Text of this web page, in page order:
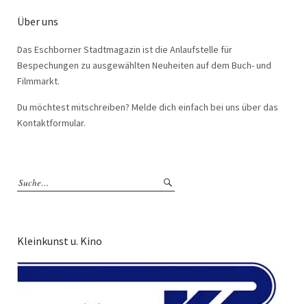
Über uns
Das Eschborner Stadtmagazin ist die Anlaufstelle für
Bespechungen zu ausgewählten Neuheiten auf dem Buch- und
Filmmarkt.
Du möchtest mitschreiben? Melde dich einfach bei uns über das
Kontaktformular.
Kleinkunst u. Kino